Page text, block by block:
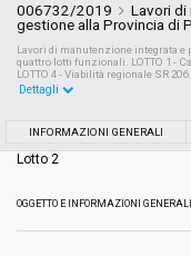
006732/2019
Lavori di
gestione alla Provincia di
Lavori di manutenzione integrata
quattro lotti funzionali. LOTTO 1 -
LOTTO 4 - Viabilità regionale SR 206
Tipo di contratto:
Dettagli
INFORMAZIONI GENERALI
Lotto 2
OGGETTO E INFORMAZIONI GENERALI